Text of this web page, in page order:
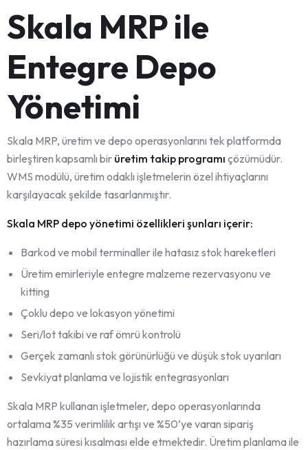
Skala MRP ile
Entegre Depo
Yönetimi
Skala MRP, üretim ve depo operasyonlarını tek platformda
birleştiren kapsamlı bir üretim takip programı çözümüdür.
WMS modülü, üretim odaklı işletmelerin özel ihtiyaçlarını
karşılayacak şekilde tasarlanmıştır.
Skala MRP depo yönetimi özellikleri şunları içerir:
Barkod ve mobil terminaller ile hatasız stok hareketleri
Üretim emirleriyle entegre malzeme rezervasyonu ve
kitting
Çoklu depo ve lokasyon yönetimi
Seri/lot takibi ve raf ömrü kontrolü
Gerçek zamanlı stok görünürlüğü ve düşük stok uyarıları
Sevkiyat planlama ve lojistik entegrasyonları
Skala MRP kullanan işletmeler, depo operasyonlarında
ortalama %35 verimlilik artışı ve %50’ye varan sipariş
hazırlama süresi kısalması elde etmektedir. Üretim planlama ile